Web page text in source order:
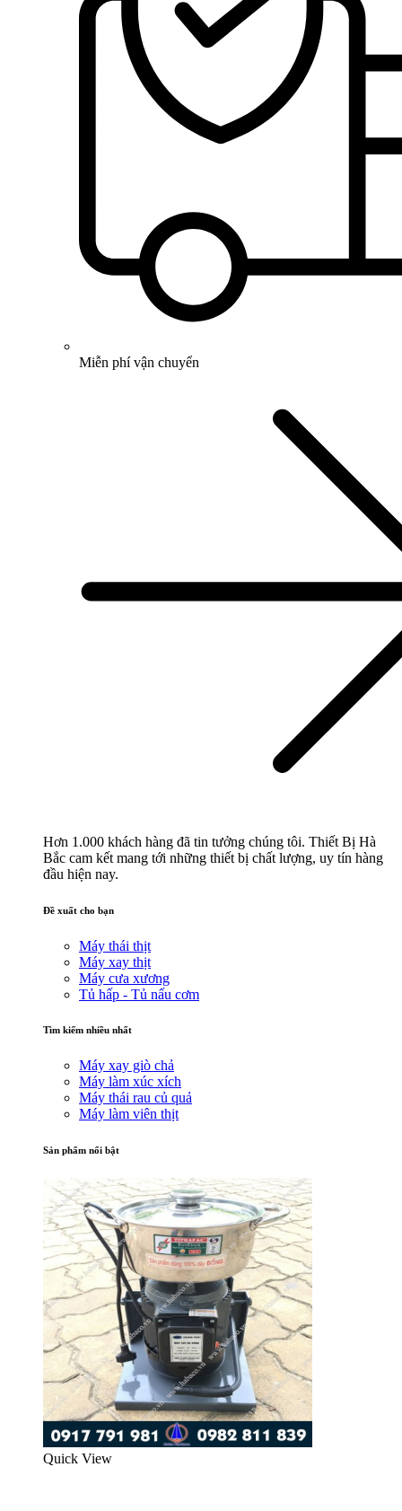
Miễn phí vận chuyển
Hơn 1.000 khách hàng đã tin tưởng chúng tôi. Thiết Bị Hà
Bắc cam kết mang tới những thiết bị chất lượng, uy tín hàng
đầu hiện nay.
Đề xuất cho bạn
Máy thái thịt
Máy xay thịt
Máy cưa xương
Tủ hấp - Tủ nấu cơm
Tìm kiếm nhiều nhất
Máy xay giò chả
Máy làm xúc xích
Máy thái rau củ quả
Máy làm viên thịt
Sản phẩm nổi bật
Quick View